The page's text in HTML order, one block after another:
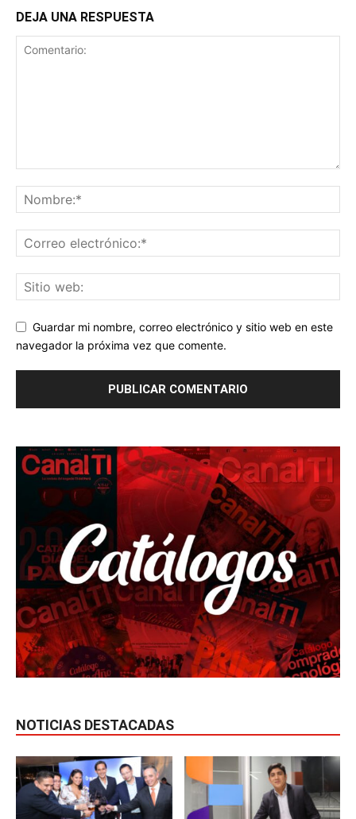
DEJA UNA RESPUESTA
Guardar mi nombre, correo electrónico y sitio web en este
navegador la próxima vez que comente.
NOTICIAS DESTACADAS